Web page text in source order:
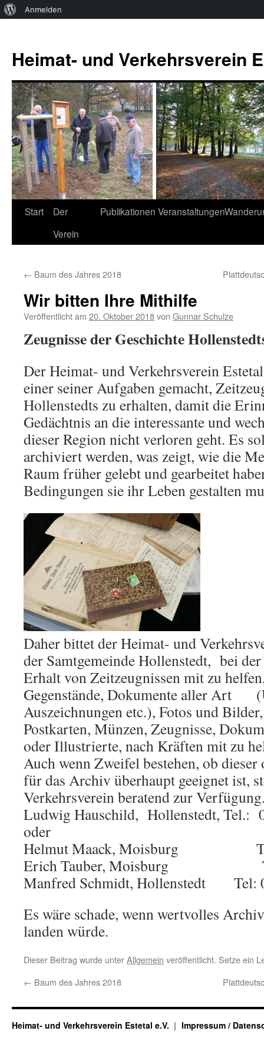
Über
Anmelden
springen
Heimat- und Verkehrsverein
Start
Der
Verein
Publikationen Veranstaltungen
← Baum des Jahres 2018
Wir bitten Ihre Mithilfe
Veröffentlicht am 20. Oktober 2018von Gunnar Schulze
Zeugnisse der Geschichte
Der Heimat- und Verkehrsverein
einer seiner Aufgaben gemacht,
Hollenstedts zu erhalten, damit die
Gedächtnis an die interessante und
dieser Region nicht verloren geht. Es
archiviert werden, was zeigt, wie die
Raum früher gelebt und gearbeitet
Bedingungen sie ihr Leben gestalten
Daher bittet der Heimat- und
der Samtgemeinde Hollenstedt, bei
Erhalt von Zeitzeugnissen mit zu
Gegenstände, Dokumente aller Art
Auszeichnungen etc.), Fotos und
Postkarten, Münzen, Zeugnisse,
oder Illustrierte, nach Kräften mit zu
Auch wenn Zweifel bestehen, ob dieser
für das Archiv überhaupt geeignet ist,
Verkehrsverein beratend zur
Ludwig Hauschild, Hollenstedt, Tel.:
oder
Helmut Maack, Moisburg Tel.:
Erich Tauber, Moisburg
Manfred Schmidt, Hollenstedt Tel:
Es wäre schade, wenn wertvolles
landen würde.
Dieser Beitrag wurde unterAllgemein veröffentlicht. Setze ein
← Baum des Jahres 2018
Heimat- und Verkehrsverein Estetal e.V. Impressum /